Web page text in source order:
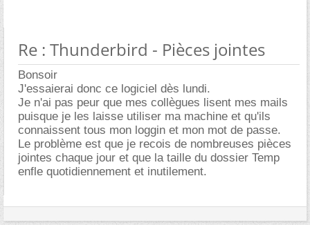
Re : Thunderbird - Pièces jointes
Bonsoir
J'essaierai donc ce logiciel dès lundi.
Je n'ai pas peur que mes collègues lisent mes mails
puisque je les laisse utiliser ma machine et qu'ils
connaissent tous mon loggin et mon mot de passe.
Le problème est que je recois de nombreuses pièces
jointes chaque jour et que la taille du dossier Temp
enfle quotidiennement et inutilement.